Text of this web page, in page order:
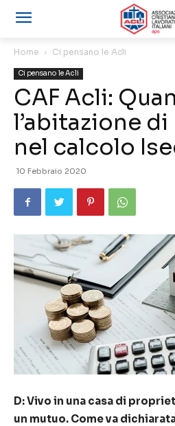
Home Ci pensano le Acli
Ci pensano le Acli
CAF Acli:
l’abitazione
nel calcolo
10 Febbraio 2020
D: Vivo in una casa di
un mutuo. Come va